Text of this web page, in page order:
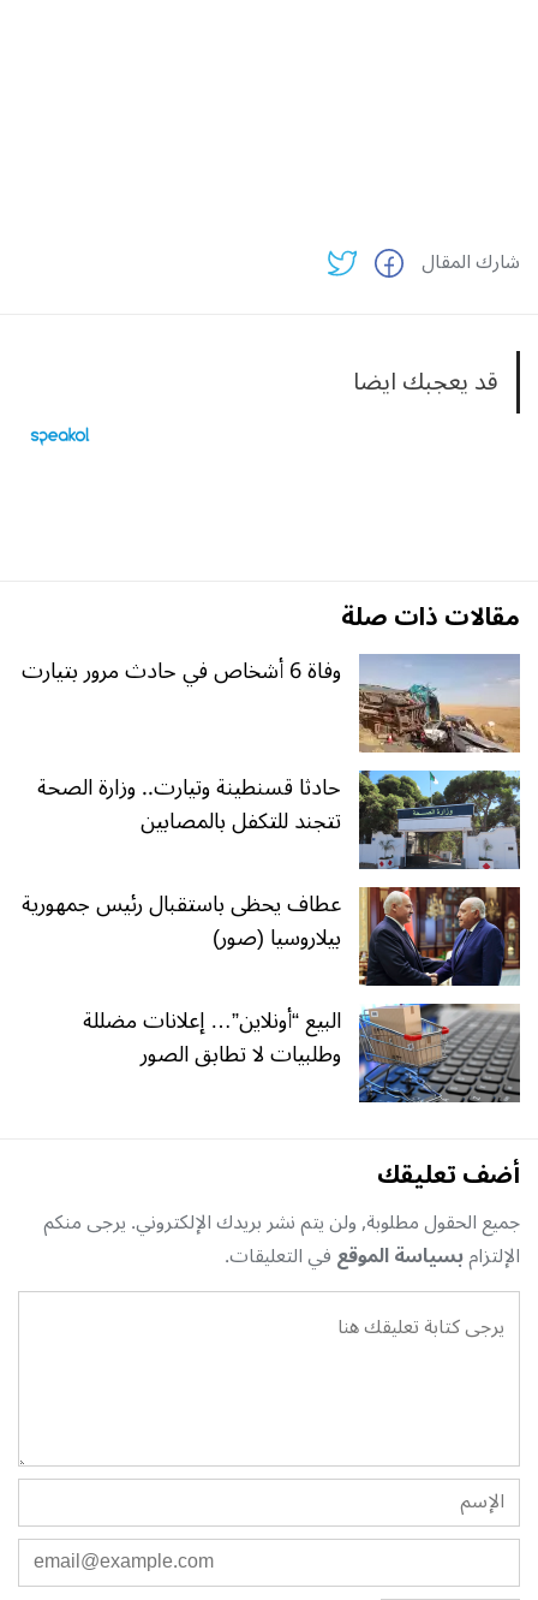
شارك المقال
قد يعجبك ايضا
مقالات ذات صلة
وفاة 6 أشخاص في حادث مرور بتيارت
حادثا قسنطينة وتيارت.. وزارة الصحة
تتجند للتكفل بالمصابين
عطاف يحظى باستقبال رئيس جمهورية
بيلاروسيا (صور)
البيع “أونلاين”… إعلانات مضللة
وطلبيات لا تطابق الصور
أضف تعليقك
جميع الحقول مطلوبة, ولن يتم نشر بريدك الإلكتروني. يرجى منكم
الإلتزامبسياسة الموقعفي التعليقات.